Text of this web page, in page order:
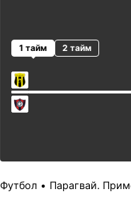
1 тайм 2 тайм
Футбол Парагвай.